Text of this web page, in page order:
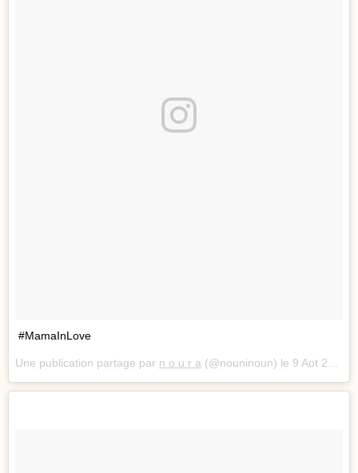
#MamaInLove
Une publication partage par n o u r a (@nouninoun) le 9 Aot 2017 12 :57 PDT